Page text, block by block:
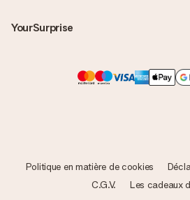
YourSurprise
Politique en matière de cookies
C.G.V.
Les cadeaux